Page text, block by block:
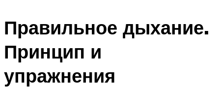
Правильное дыхание.
Принцип и
упражнения